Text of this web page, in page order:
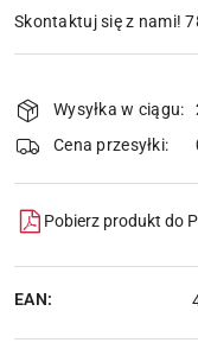
Skontaktuj się z nami!
i
dostawa
Wysyłka w ciągu:
Cena przesyłki:
Pobierz produkt do
EAN: